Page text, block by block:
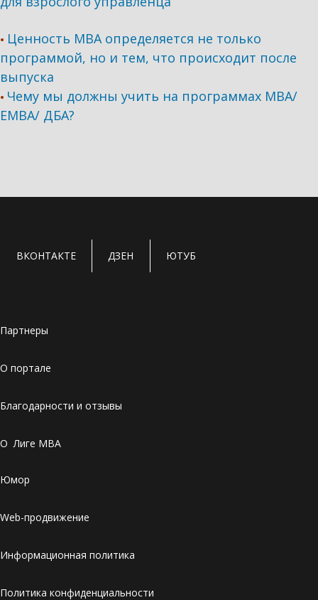
• Ценность MBA определяется не только
программой, но и тем, что происходит после
выпуска
• Чему мы должны учить на программах МВА/
ЕМВА/ ДБА?
ВКОНТАКТЕ ДЗЕН ЮТУБ
Партнеры
О портале
Благодарности и отзывы
О Лиге MBA
Юмор
Web-продвижение
Информационная политика
Политика конфиденциальности